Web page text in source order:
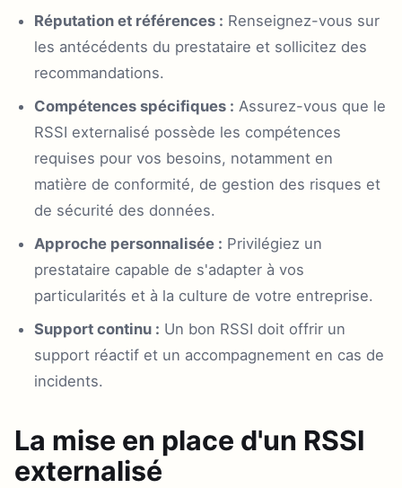
Réputation et références : Renseignez-vous sur
les antécédents du prestataire et sollicitez des
recommandations.
Compétences spécifiques : Assurez-vous que le
RSSI externalisé possède les compétences
requises pour vos besoins, notamment en
matière de conformité, de gestion des risques et
de sécurité des données.
Approche personnalisée : Privilégiez un
prestataire capable de s'adapter à vos
particularités et à la culture de votre entreprise.
Support continu : Un bon RSSI doit offrir un
support réactif et un accompagnement en cas de
incidents.
La mise en place d'un RSSI
externalisé